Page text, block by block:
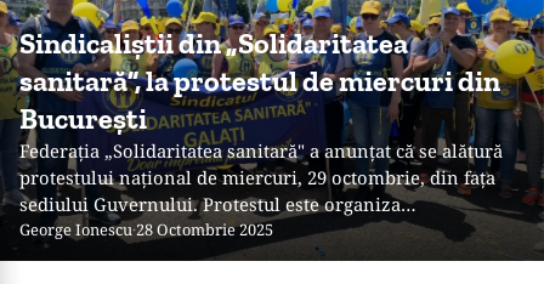
Sindicaliștii din „Solidaritatea
sanitară”, la protestul de miercuri din
București
Federația „Solidaritatea sanitară" a anunțat că se alătură
protestului național de miercuri, 29 octombrie, din fața
sediului Guvernului. Protestul este organiza…
George Ionescu·28 Octombrie 2025